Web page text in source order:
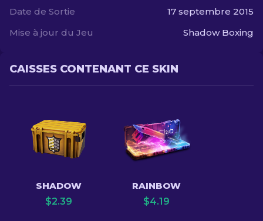
Date de Sortie
17 septembre 2015
Mise à jour du Jeu
Shadow Boxing
CAISSES CONTENANT CE SKIN
SHADOW
$2.39
RAINBOW
$4.19